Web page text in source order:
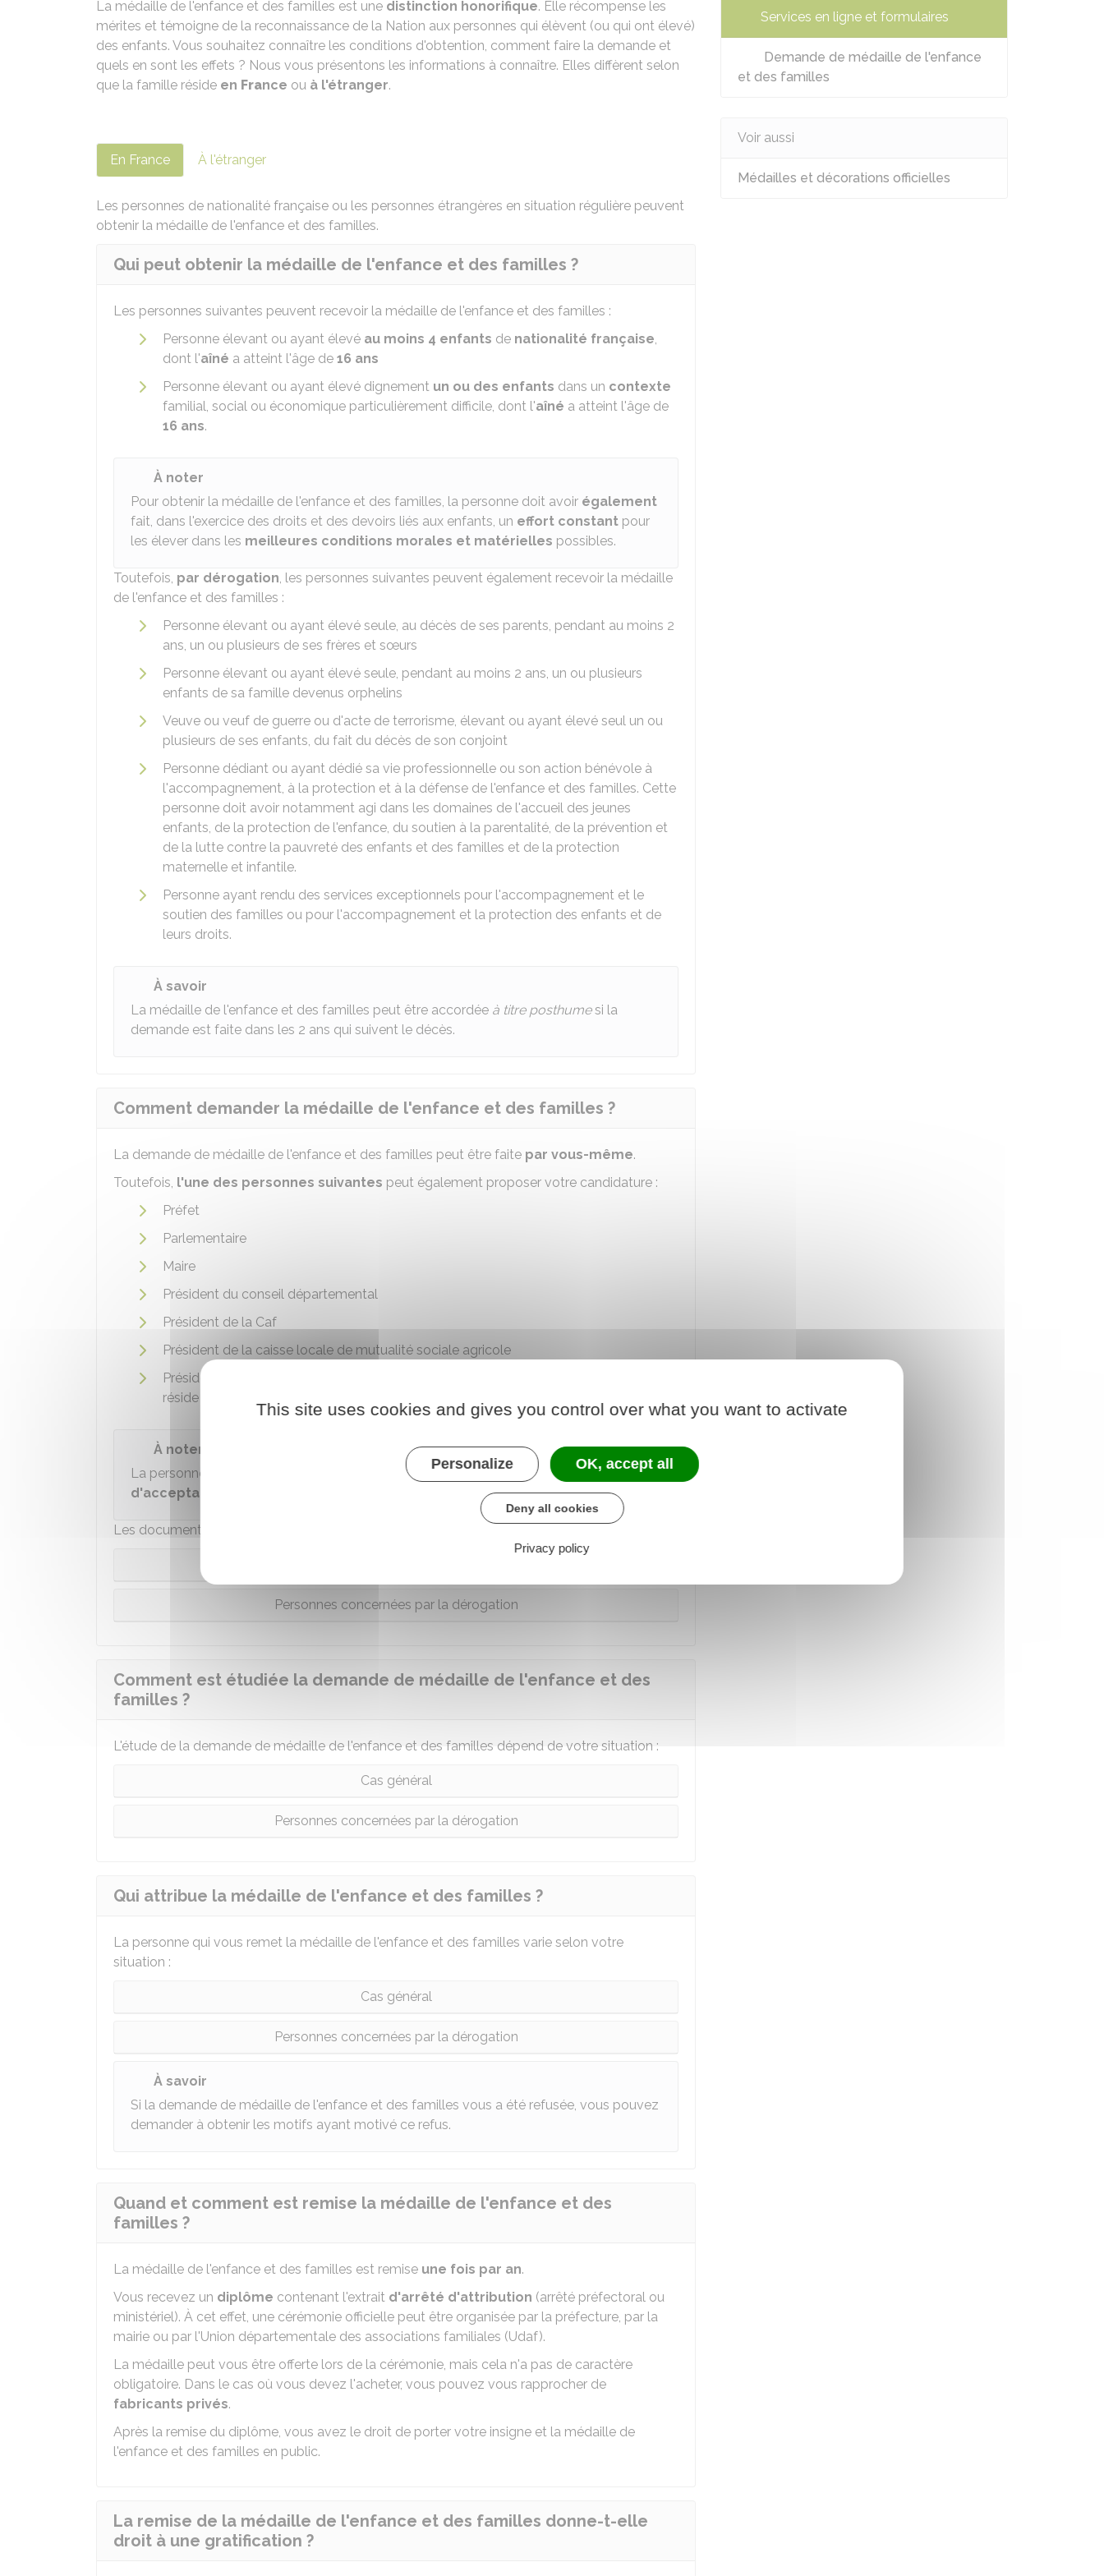
La médaille de l'enfance et des familles est une distinction honorifique. Elle récompense les
mérites et témoigne de la reconnaissance de la Nation aux personnes qui élèvent (ou qui ont élevé)
des enfants. Vous souhaitez connaître les conditions d'obtention, comment faire la demande et
quels en sont les effets ? Nous vous présentons les informations à connaître. Elles diffèrent selon
que la famille réside en France ou à l'étranger.
En France À l'étranger
Les personnes de nationalité française ou les personnes étrangères en situation régulière peuvent
obtenir la médaille de l'enfance et des familles.
Qui peut obtenir la médaille de l'enfance et des familles ?
Les personnes suivantes peuvent recevoir la médaille de l'enfance et des familles :
Personne élevant ou ayant élevé au moins 4 enfants de nationalité française,
dont l'aîné a atteint l'âge de 16 ans
Personne élevant ou ayant élevé dignement un ou des enfants dans un contexte
familial, social ou économique particulièrement difficile, dont l'aîné a atteint l'âge de
16 ans.
À noter
Pour obtenir la médaille de l'enfance et des familles, la personne doit avoir également
fait, dans l'exercice des droits et des devoirs liés aux enfants, un effort constant pour
les élever dans les meilleures conditions morales et matérielles possibles.
Toutefois, par dérogation, les personnes suivantes peuvent également recevoir la médaille
de l'enfance et des familles :
Personne élevant ou ayant élevé seule, au décès de ses parents, pendant au moins 2
ans, un ou plusieurs de ses frères et sœurs
Personne élevant ou ayant élevé seule, pendant au moins 2 ans, un ou plusieurs
enfants de sa famille devenus orphelins
Veuve ou veuf de guerre ou d'acte de terrorisme, élevant ou ayant élevé seul un ou
plusieurs de ses enfants, du fait du décès de son conjoint
Personne dédiant ou ayant dédié sa vie professionnelle ou son action bénévole à
l'accompagnement, à la protection et à la défense de l'enfance et des familles. Cette
personne doit avoir notamment agi dans les domaines de l'accueil des jeunes
enfants, de la protection de l'enfance, du soutien à la parentalité, de la prévention et
de la lutte contre la pauvreté des enfants et des familles et de la protection
maternelle et infantile.
Personne ayant rendu des services exceptionnels pour l'accompagnement et le
soutien des familles ou pour l'accompagnement et la protection des enfants et de
leurs droits.
À savoir
La médaille de l'enfance et des familles peut être accordée à titre posthumesi la
demande est faite dans les 2 ans qui suivent le décès.
Comment demander la médaille de l'enfance et des familles ?
La demande de médaille de l'enfance et des familles peut être faite par vous-même.
Toutefois, l'une des personnes suivantes peut également proposer votre candidature :
Préfet
Parlementaire
Maire
Président du conseil départemental
Président de la Caf
Président de la caisse locale de mutualité sociale agricole
Président de l'union départementale des associations familiales du département où
réside la personne proposée.
À noter
La personne faisant l'objet d'une proposition doit signer unedéclaration
d'acceptation
Les documents à fournir et le lieu pour déposer votre dossier varient selon votre situation :
Personnes concernées par la dérogation
Comment est étudiée la demande de médaille de l'enfance et des
familles ?
L'étude de la demande de médaille de l'enfance et des familles dépend de votre situation :
Cas général
Personnes concernées par la dérogation
Qui attribue la médaille de l'enfance et des familles ?
La personne qui vous remet la médaille de l'enfance et des familles varie selon votre
situation :
Cas général
Personnes concernées par la dérogation
À savoir
Si la demande de médaille de l'enfance et des familles vous a été refusée, vous pouvez
demander à obtenir les motifs ayant motivé ce refus.
Quand et comment est remise la médaille de l'enfance et des
familles ?
La médaille de l'enfance et des familles est remise une fois par an.
Vous recevez un diplôme contenant l'extrait d'arrêté d'attribution (arrêté préfectoral ou
ministériel). À cet effet, une cérémonie officielle peut être organisée par la préfecture, par la
mairie ou par l'Union départementale des associations familiales (Udaf).
La médaille peut vous être offerte lors de la cérémonie, mais cela n'a pas de caractère
obligatoire. Dans le cas où vous devez l'acheter, vous pouvez vous rapprocher de
fabricants privés.
Après la remise du diplôme, vous avez le droit de porter votre insigne et la médaille de
l'enfance et des familles en public.
La remise de la médaille de l'enfance et des familles donne-t-elle
droit à une gratification ?
Services en ligne et formulaires
Demande de médaille de l'enfance
et des familles
Voir aussi
Médailles et décorations officielles
This site uses cookies and gives you control over what you want to activate
Personalize OK, accept all
Deny all cookies
Privacy policy